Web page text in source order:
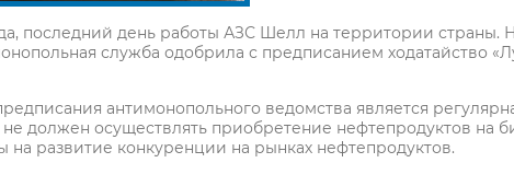
последний день работы АЗС Шелл на территории страны.
служба одобрила с предписанием ходатайство
антимонопольного ведомства является
должен осуществлять приобретение нефтепродуктов на
на развитие конкуренции на рынках нефтепродуктов.